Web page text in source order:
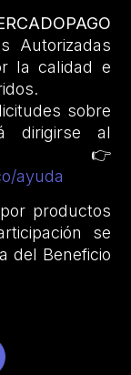
Autorizadas
la calidad e
sobre
dirigirse al
👉
ayuda
productos
se
del Beneficio